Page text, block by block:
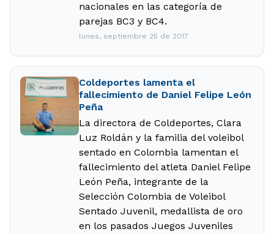
nacionales en las categoría de
parejas BC3 y BC4.
lunes, septiembre 25 de 2017
Coldeportes lamenta el
fallecimiento de Daniel Felipe León
Peña
La directora de Coldeportes, Clara
Luz Roldán y la familia del voleibol
sentado en Colombia lamentan el
fallecimiento del atleta Daniel Felipe
León Peña, integrante de la
Selección Colombia de Voleibol
Sentado Juvenil, medallista de oro
en los pasados Juegos Juveniles